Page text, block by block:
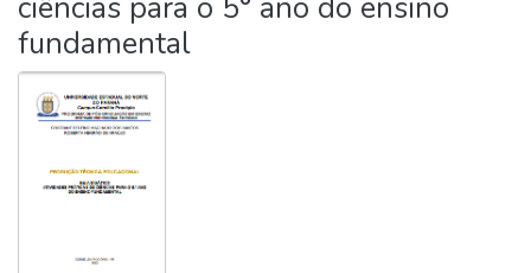
The Repository
fundamental